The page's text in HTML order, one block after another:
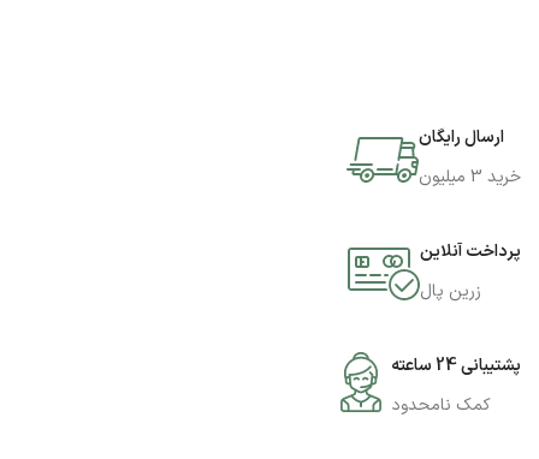
ارسال رایگان
خرید 3 میلیون
پرداخت آنلاین
زرین پال
پشتیبانی 24 ساعته
کمک نامحدود